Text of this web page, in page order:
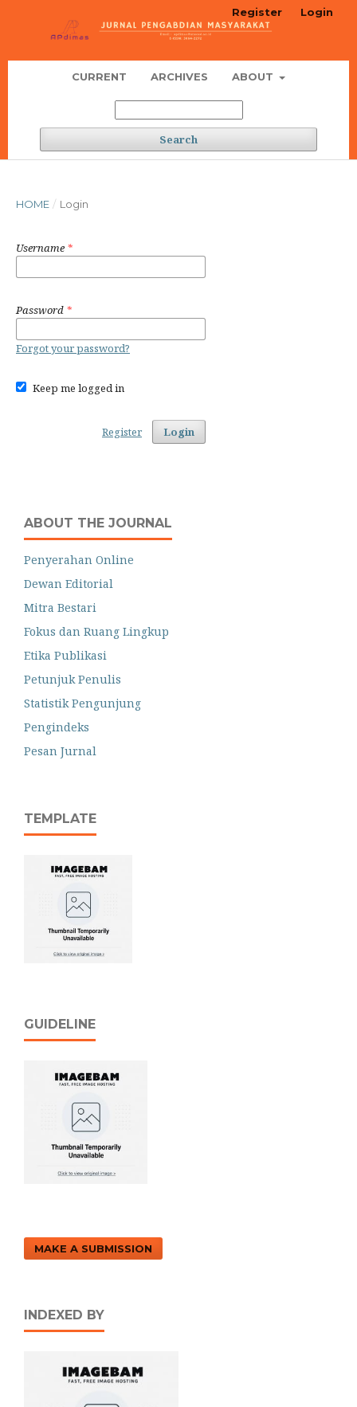
CURRENT ARCHIVES ABOUT
Search
Register Login
HOME / Login
Username *
Password *
Forgot your password?
Keep me logged in
Login
Register
ABOUT THE JOURNAL
Penyerahan Online
Dewan Editorial
Mitra Bestari
Fokus dan Ruang Lingkup
Etika Publikasi
Petunjuk Penulis
Statistik Pengunjung
Pengindeks
Pesan Jurnal
TEMPLATE
GUIDELINE
MAKE A SUBMISSION
INDEXED BY